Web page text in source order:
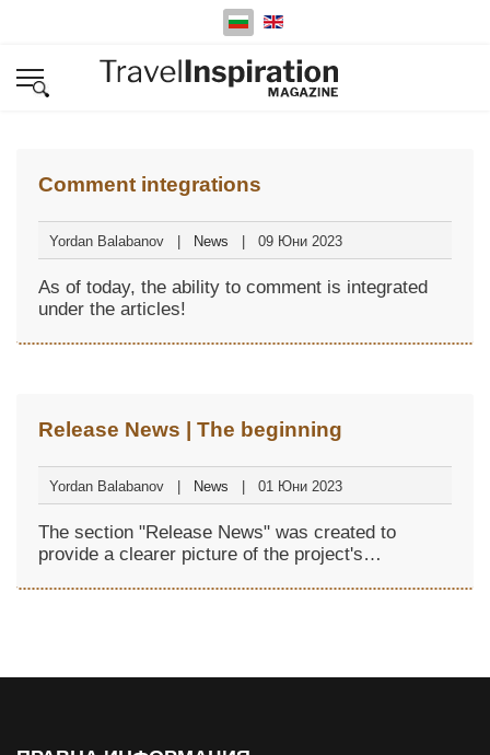
Изберете език
Comment integrations
Yordan Balabanov News 09 Юни 2023
As of today, the ability to comment is integrated
under the articles!
Release News | The beginning
Yordan Balabanov News 01 Юни 2023
The section "Release News" was created to
provide a clearer picture of the project's